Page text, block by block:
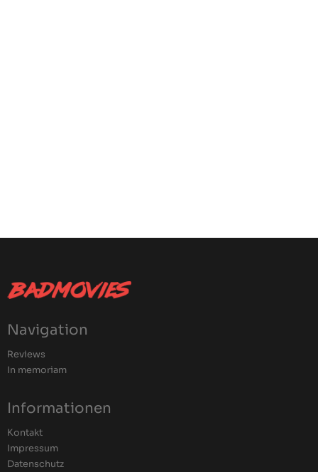
Navigation
Reviews
In memoriam
Informationen
Kontakt
Impressum
Datenschutz